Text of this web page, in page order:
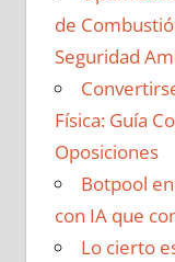
de
Seguridad
Física: Guía
Oposiciones
Botpool
con IA que
Lo cierto